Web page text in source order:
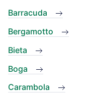
Barracuda
Bergamotto
Bieta
Boga
Carambola